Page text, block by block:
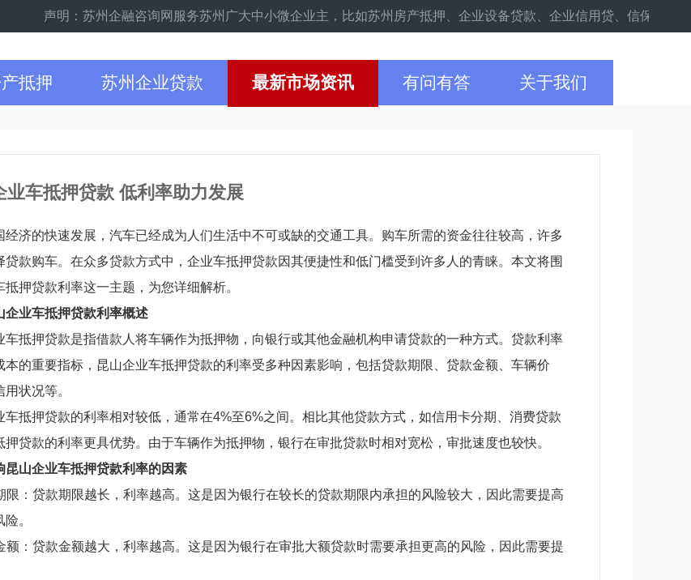
声明：苏州企融咨询网服务苏州广大中小微企业主，比如苏州房产抵押、企业设备贷款、企业信用贷、信保贷咨询
抵押 苏州企业贷款 最新市场资讯 有问有答 关于我们
业车抵押贷款 低利率助力发展
经济的快速发展，汽车已经成为人们生活中不可或缺的交通工具。购车所需的资金往往较高，许多
贷款购车。在众多贷款方式中，企业车抵押贷款因其便捷性和低门槛受到许多人的青睐。本文将围
抵押贷款利率这一主题，为您详细解析。
企业车抵押贷款利率概述
车抵押贷款是指借款人将车辆作为抵押物，向银行或其他金融机构申请贷款的一种方式。贷款利率
本的重要指标，昆山企业车抵押贷款的利率受多种因素影响，包括贷款期限、贷款金额、车辆价
状况等。
车抵押贷款的利率相对较低，通常在4%至6%之间。相比其他贷款方式，如信用卡分期、消费贷款
押贷款的利率更具优势。由于车辆作为抵押物，银行在审批贷款时相对宽松，审批速度也较快。
昆山企业车抵押贷款利率的因素
限：贷款期限越长，利率越高。这是因为银行在较长的贷款期限内承担的风险较大，因此需要提高
。
额：贷款金额越大，利率越高。这是因为银行在审批大额贷款时需要承担更高的风险，因此需要提